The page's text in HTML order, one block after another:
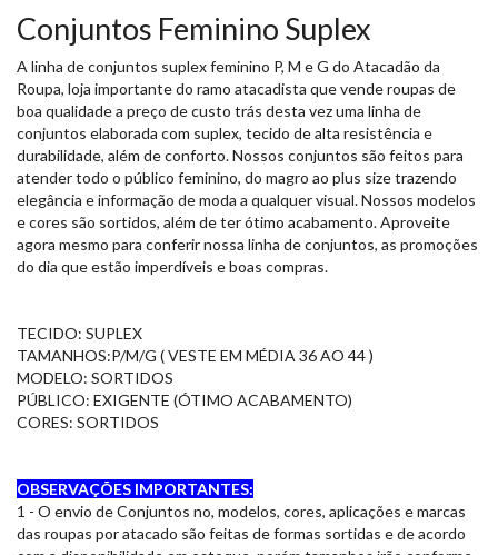
Conjuntos Feminino Suplex
A linha de conjuntos suplex feminino P, M e G do Atacadão da
Roupa, loja importante do ramo atacadista que vende roupas de
boa qualidade a preço de custo trás desta vez uma linha de
conjuntos elaborada com suplex, tecido de alta resistência e
durabilidade, além de conforto. Nossos conjuntos são feitos para
atender todo o público feminino, do magro ao plus size trazendo
elegância e informação de moda a qualquer visual. Nossos modelos
e cores são sortidos, além de ter ótimo acabamento. Aproveite
agora mesmo para conferir nossa linha de conjuntos, as promoções
do dia que estão imperdíveis e boas compras.
TECIDO: SUPLEX
TAMANHOS:P/M/G ( VESTE EM MÉDIA 36 AO 44 )
MODELO: SORTIDOS
PÚBLICO: EXIGENTE (ÓTIMO ACABAMENTO)
CORES: SORTIDOS
OBSERVAÇÕES IMPORTANTES:
1 - O envio de Conjuntos no, modelos, cores, aplicações e marcas
das roupas por atacado são feitas de formas sortidas e de acordo